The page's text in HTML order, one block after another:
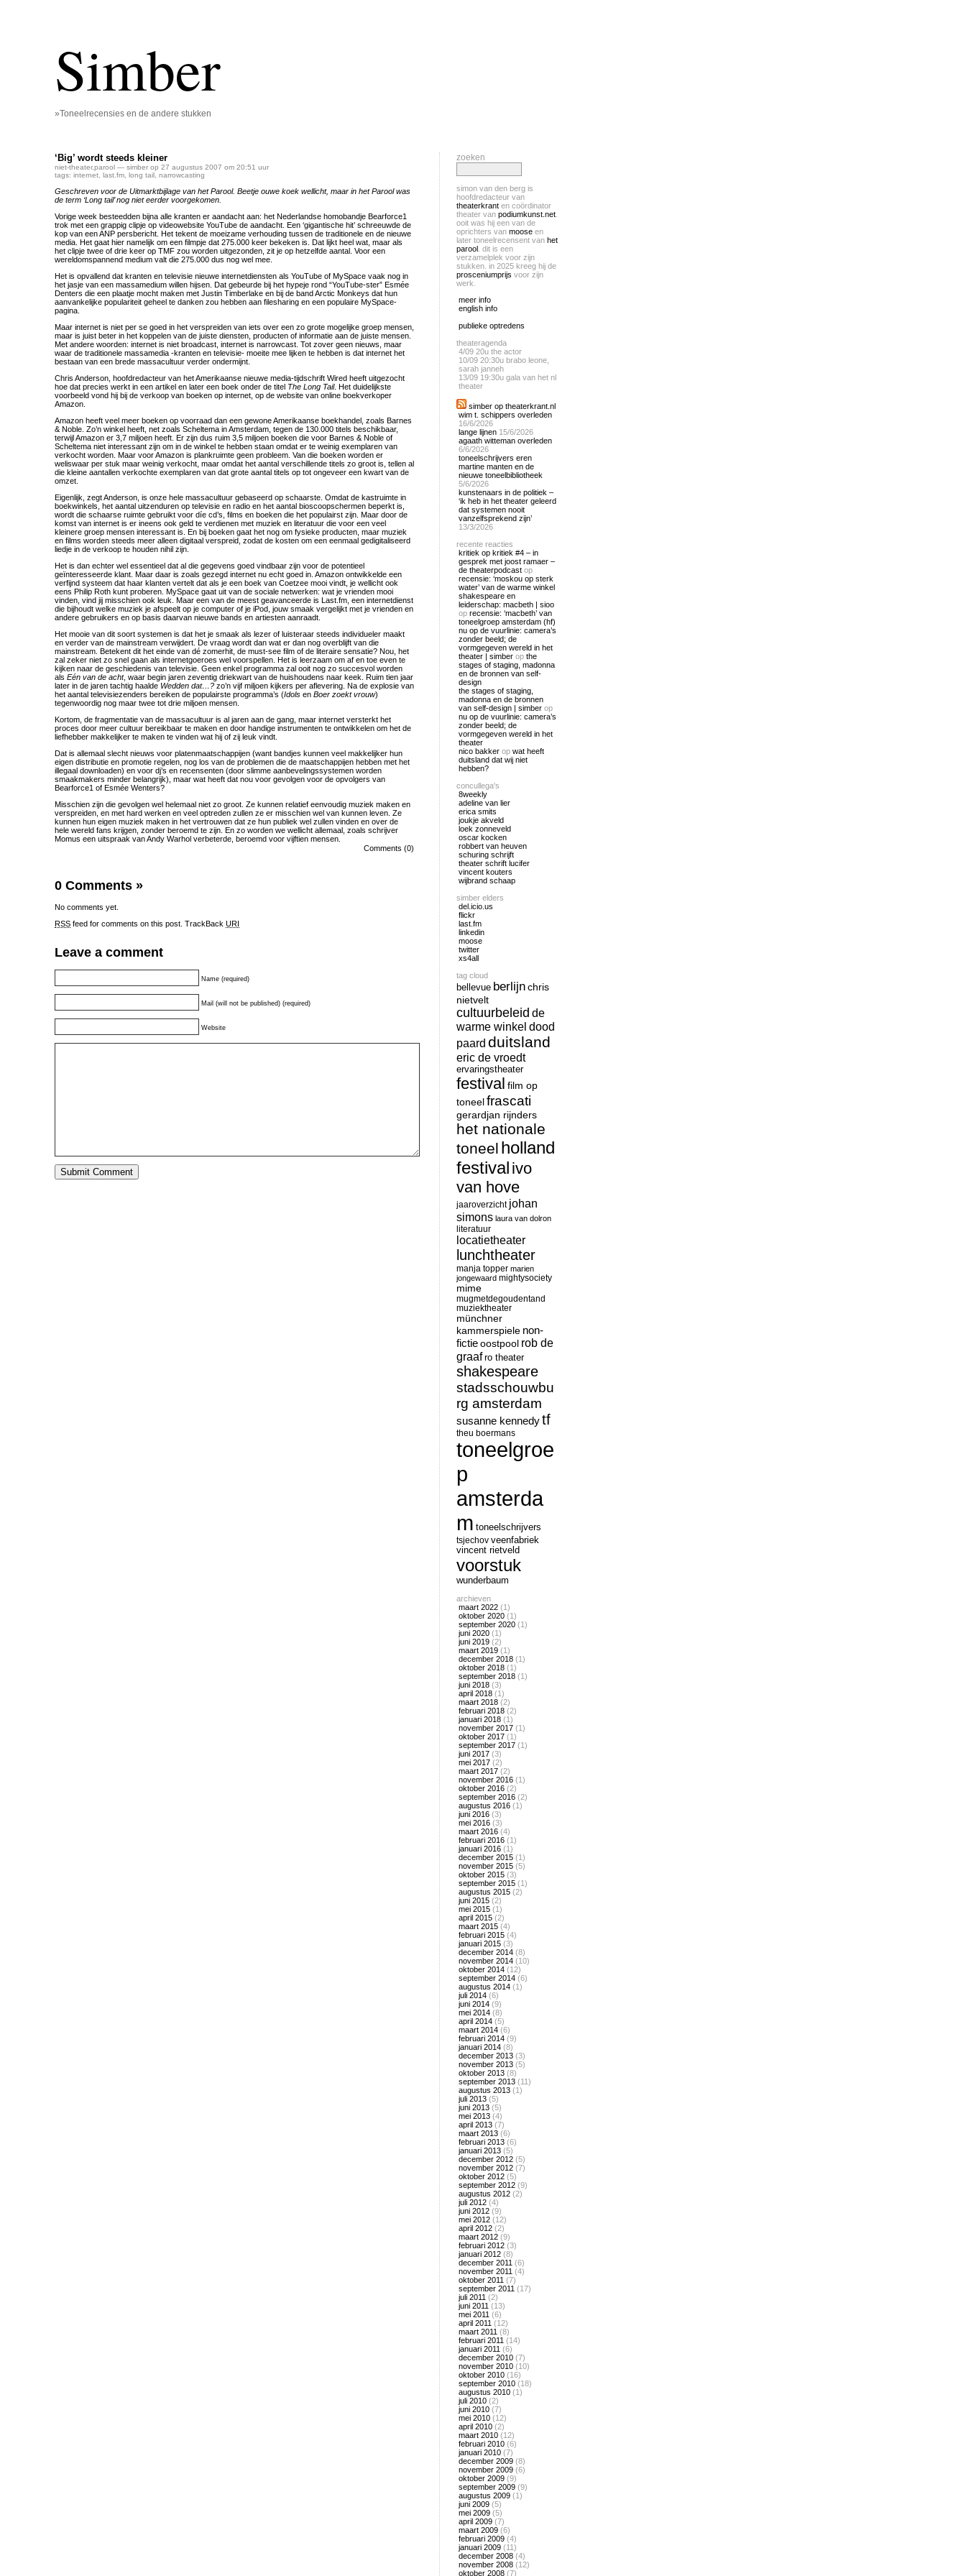
Simber
»Toneelrecensies en de andere stukken
‘Big’ wordt steeds kleiner
niet-theater,parool — simber op 27 augustus 2007 om 20:51 uur
tags: internet last.fm long tail narrowcasting
Geschreven voor de Uitmarktbijlage van het Parool. Beetje ouwe koek wellicht, maar in het Parool was
de term ‘Long tail’ nog niet eerder voorgekomen.
Vorige week besteedden bijna alle kranten er aandacht aan: het Nederlandse homobandje Bearforce1
trok met een grappig clipje op videowebsite YouTube de aandacht. Een ‘gigantische hit’ schreeuwde de
kop van een ANP persbericht. Het tekent de moeizame verhouding tussen de traditionele en de nieuwe
media. Het gaat hier namelijk om een filmpje dat 275.000 keer bekeken is. Dat lijkt heel wat, maar als
het clipje twee of drie keer op TMF zou worden uitgezonden, zit je op hetzelfde aantal. Voor een
wereldomspannend medium valt die 275.000 dus nog wel mee.
Het is opvallend dat kranten en televisie nieuwe internetdiensten als YouTube of MySpace vaak nog in
het jasje van een massamedium willen hijsen. Dat gebeurde bij het hypeje rond “YouTube-ster” Esmée
Denters die een plaatje mocht maken met Justin Timberlake en bij de band Arctic Monkeys dat hun
aanvankelijke populariteit geheel te danken zou hebben aan filesharing en een populaire MySpace-
pagina.
Maar internet is niet per se goed in het verspreiden van iets over een zo grote mogelijke groep mensen,
maar is juist beter in het koppelen van de juiste diensten, producten of informatie aan de juiste mensen.
Met andere woorden: internet is niet broadcast, internet is narrowcast. Tot zover geen nieuws, maar
waar de traditionele massamedia -kranten en televisie- moeite mee lijken te hebben is dat internet het
bestaan van een brede massacultuur verder ondermijnt.
Chris Anderson, hoofdredacteur van het Amerikaanse nieuwe media-tijdschrift Wired heeft uitgezocht
hoe dat precies werkt in een artikel en later een boek onder de titel The Long Tail. Het duidelijkste
voorbeeld vond hij bij de verkoop van boeken op internet, op de website van online boekverkoper
Amazon.
Amazon heeft veel meer boeken op voorraad dan een gewone Amerikaanse boekhandel, zoals Barnes
& Noble. Zo’n winkel heeft, net zoals Scheltema in Amsterdam, tegen de 130.000 titels beschikbaar,
terwijl Amazon er 3,7 miljoen heeft. Er zijn dus ruim 3,5 miljoen boeken die voor Barnes & Noble of
Scheltema niet interessant zijn om in de winkel te hebben staan omdat er te weinig exemplaren van
verkocht worden. Maar voor Amazon is plankruimte geen probleem. Van die boeken worden er
weliswaar per stuk maar weinig verkocht, maar omdat het aantal verschillende titels zo groot is, tellen al
die kleine aantallen verkochte exemplaren van dat grote aantal titels op tot ongeveer een kwart van de
omzet.
Eigenlijk, zegt Anderson, is onze hele massacultuur gebaseerd op schaarste. Omdat de kastruimte in
boekwinkels, het aantal uitzenduren op televisie en radio en het aantal bioscoopschermen beperkt is,
wordt die schaarse ruimte gebruikt voor díe cd’s, films en boeken die het populairst zijn. Maar door de
komst van internet is er ineens ook geld te verdienen met muziek en literatuur die voor een veel
kleinere groep mensen interessant is. En bij boeken gaat het nog om fysieke producten, maar muziek
en films worden steeds meer alleen digitaal verspreid, zodat de kosten om een eenmaal gedigitaliseerd
liedje in de verkoop te houden nihil zijn.
Het is dan echter wel essentieel dat al die gegevens goed vindbaar zijn voor de potentieel
geïnteresseerde klant. Maar daar is zoals gezegd internet nu echt goed in. Amazon ontwikkelde een
verfijnd systeem dat haar klanten vertelt dat als je een boek van Coetzee mooi vindt, je wellicht ook
eens Philip Roth kunt proberen. MySpace gaat uit van de sociale netwerken: wat je vrienden mooi
vinden, vind jij misschien ook leuk. Maar een van de meest geavanceerde is Last.fm, een internetdienst
die bijhoudt welke muziek je afspeelt op je computer of je iPod, jouw smaak vergelijkt met je vrienden en
andere gebruikers en op basis daarvan nieuwe bands en artiesten aanraadt.
Het mooie van dit soort systemen is dat het je smaak als lezer of luisteraar steeds individueler maakt
en verder van de mainstream verwijdert. De vraag wordt dan wat er dan nog overblijft van die
mainstream. Betekent dit het einde van dé zomerhit, de must-see film of de literaire sensatie? Nou, het
zal zeker niet zo snel gaan als internetgoeroes wel voorspellen. Het is leerzaam om af en toe even te
kijken naar de geschiedenis van televisie. Geen enkel programma zal ooit nog zo succesvol worden
als Eén van de acht, waar begin jaren zeventig driekwart van de huishoudens naar keek. Ruim tien jaar
later in de jaren tachtig haalde Wedden dat…? zo’n vijf miljoen kijkers per aflevering. Na de explosie van
het aantal televisiezenders bereiken de populairste programma’s (Idols en Boer zoekt vrouw)
tegenwoordig nog maar twee tot drie miljoen mensen.
Kortom, de fragmentatie van de massacultuur is al jaren aan de gang, maar internet versterkt het
proces door meer cultuur bereikbaar te maken en door handige instrumenten te ontwikkelen om het de
liefhebber makkelijker te maken te vinden wat hij of zij leuk vindt.
Dat is allemaal slecht nieuws voor platenmaatschappijen (want bandjes kunnen veel makkelijker hun
eigen distributie en promotie regelen, nog los van de problemen die de maatschappijen hebben met het
illegaal downloaden) en voor dj’s en recensenten (door slimme aanbevelingssystemen worden
smaakmakers minder belangrijk), maar wat heeft dat nou voor gevolgen voor de opvolgers van
Bearforce1 of Esmée Wenters?
Misschien zijn die gevolgen wel helemaal niet zo groot. Ze kunnen relatief eenvoudig muziek maken en
verspreiden, en met hard werken en veel optreden zullen ze er misschien wel van kunnen leven. Ze
kunnen hun eigen muziek maken in het vertrouwen dat ze hun publiek wel zullen vinden en over de
hele wereld fans krijgen, zonder beroemd te zijn. En zo worden we wellicht allemaal, zoals schrijver
Momus een uitspraak van Andy Warhol verbeterde, beroemd voor vijftien mensen.
Comments (0)
0 Comments »
No comments yet.
RSS feed for comments on this post. TrackBack URI
Leave a comment
Name (required)
Mail (will not be published) (required)
Website
zoeken
simon van den berg is
hoofdredacteur van
theaterkrant en coördinator
theater van podiumkunst.net
ooit was hij een van de
oprichters van moose en
later toneelrecensent van het
parool . dit is een
verzamelplek voor zijn
stukken. in 2025 kreeg hij de
prosceniumprijs voor zijn
werk.
meer info
english info
publieke optredens
theateragenda
4/09 20u the actor
10/09 20:30u brabo leone,
sarah janneh
13/09 19:30u gala van het nl
theater
simber op theaterkrant.nl
wim t. schippers overleden
16/6/2026
lange lijnen 15/6/2026
agaath witteman overleden
6/6/2026
toneelschrijvers eren
martine manten en de
nieuwe toneelbibliotheek
5/6/2026
kunstenaars in de politiek –
‘ik heb in het theater geleerd
dat systemen nooit
vanzelfsprekend zijn’
13/3/2026
recente reacties
kritiek op kritiek #4 – in
gesprek met joost ramaer –
de theaterpodcast op
recensie: ‘moskou op sterk
water’ van de warme winkel
shakespeare en
leiderschap: macbeth | sioo
op recensie: ‘macbeth’ van
toneelgroep amsterdam (hf)
nu op de vuurlinie: camera’s
zonder beeld; de
vormgegeven wereld in het
theater | simber op the
stages of staging, madonna
en de bronnen van self-
design
the stages of staging,
madonna en de bronnen
van self-design | simber op
nu op de vuurlinie: camera’s
zonder beeld; de
vormgegeven wereld in het
theater
nico bakker op wat heeft
duitsland dat wij niet
hebben?
concullega's
8weekly
adeline van lier
erica smits
joukje akveld
loek zonneveld
oscar kocken
robbert van heuven
schuring schrijft
theater schrift lucifer
vincent kouters
wijbrand schaap
simber elders
del.icio.us
flickr
last.fm
linkedin
moose
twitter
xs4all
tag cloud
bellevue berlijnchris
nietvelt
cultuurbeleid de
warme winkel dood
paard duitsland
eric de vroedt
ervaringstheater
festival film op
toneelfrascati
gerardjan rijnders
het nationale
toneel holland
festival ivo
van hove
jaaroverzicht johan
simons laura van dolron
literatuur
locatietheater
lunchtheater
manja topper marien
jongewaard mightysociety
mime
mugmetdegoudentand
muziektheater
münchner
kammerspiele non-
fictieoostpool rob de
graaf ro theater
shakespeare
stadsschouwbu
rg amsterdam
susanne kennedytf
theu boermans
toneelgroe
p
amsterda
m toneelschrijvers
tsjechov veenfabriek
vincent rietveld
voorstuk
wunderbaum
archieven
maart 2022 (1)
oktober 2020 (1)
september 2020 (1)
juni 2020 (1)
juni 2019 (2)
maart 2019 (1)
december 2018 (1)
oktober 2018 (1)
september 2018 (1)
juni 2018 (3)
april 2018 (1)
maart 2018 (2)
februari 2018 (2)
januari 2018 (1)
november 2017 (1)
oktober 2017 (1)
september 2017 (1)
juni 2017 (3)
mei 2017 (2)
maart 2017 (2)
november 2016 (1)
oktober 2016 (2)
september 2016 (2)
augustus 2016 (1)
juni 2016 (3)
mei 2016 (3)
maart 2016 (4)
februari 2016 (1)
januari 2016 (1)
december 2015 (1)
november 2015 (5)
oktober 2015 (3)
september 2015 (1)
augustus 2015 (2)
juni 2015 (2)
mei 2015 (1)
april 2015 (2)
maart 2015 (4)
februari 2015 (4)
januari 2015 (3)
december 2014 (8)
november 2014 (10)
oktober 2014 (12)
september 2014 (6)
augustus 2014 (1)
juli 2014 (6)
juni 2014 (9)
mei 2014 (8)
april 2014 (5)
maart 2014 (6)
februari 2014 (9)
januari 2014 (8)
december 2013 (3)
november 2013 (5)
oktober 2013 (8)
september 2013 (11)
augustus 2013 (1)
juli 2013 (5)
juni 2013 (5)
mei 2013 (4)
april 2013 (7)
maart 2013 (6)
februari 2013 (6)
januari 2013 (5)
december 2012 (5)
november 2012 (7)
oktober 2012 (5)
september 2012 (9)
augustus 2012 (2)
juli 2012 (4)
juni 2012 (9)
mei 2012 (12)
april 2012 (2)
maart 2012 (9)
februari 2012 (3)
januari 2012 (8)
december 2011 (6)
november 2011 (4)
oktober 2011 (7)
september 2011 (17)
juli 2011 (2)
juni 2011 (13)
mei 2011 (6)
april 2011 (12)
maart 2011 (8)
februari 2011 (14)
januari 2011 (6)
december 2010 (7)
november 2010 (10)
oktober 2010 (16)
september 2010 (18)
augustus 2010 (1)
juli 2010 (2)
juni 2010 (7)
mei 2010 (12)
april 2010 (2)
maart 2010 (12)
februari 2010 (6)
januari 2010 (7)
december 2009 (8)
november 2009 (6)
oktober 2009 (9)
september 2009 (9)
augustus 2009 (1)
juni 2009 (5)
mei 2009 (5)
april 2009 (7)
maart 2009 (6)
februari 2009 (4)
januari 2009 (11)
december 2008 (4)
november 2008 (12)
oktober 2008 (7)